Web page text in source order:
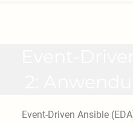
Event-Driven Ansible